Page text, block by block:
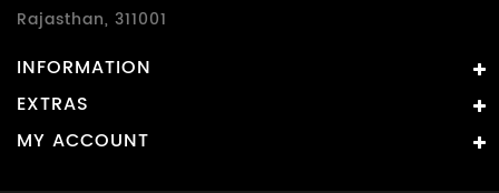
Rajasthan, 311001
INFORMATION
EXTRAS
MY ACCOUNT